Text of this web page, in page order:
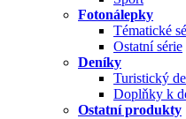
Fotonálepky
Tématické
Ostatní série
Deníky
Turistický
Doplňky k
Ostatní produkty